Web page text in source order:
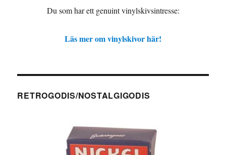
Du som har ett genuint vinylskivsintresse:
Läs mer om vinylskivor här!
RETROGODIS/NOSTALGIGODIS